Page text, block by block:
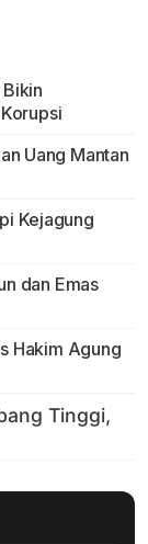
Uang Mantan
Kejagung
dan Emas
Hakim Agung